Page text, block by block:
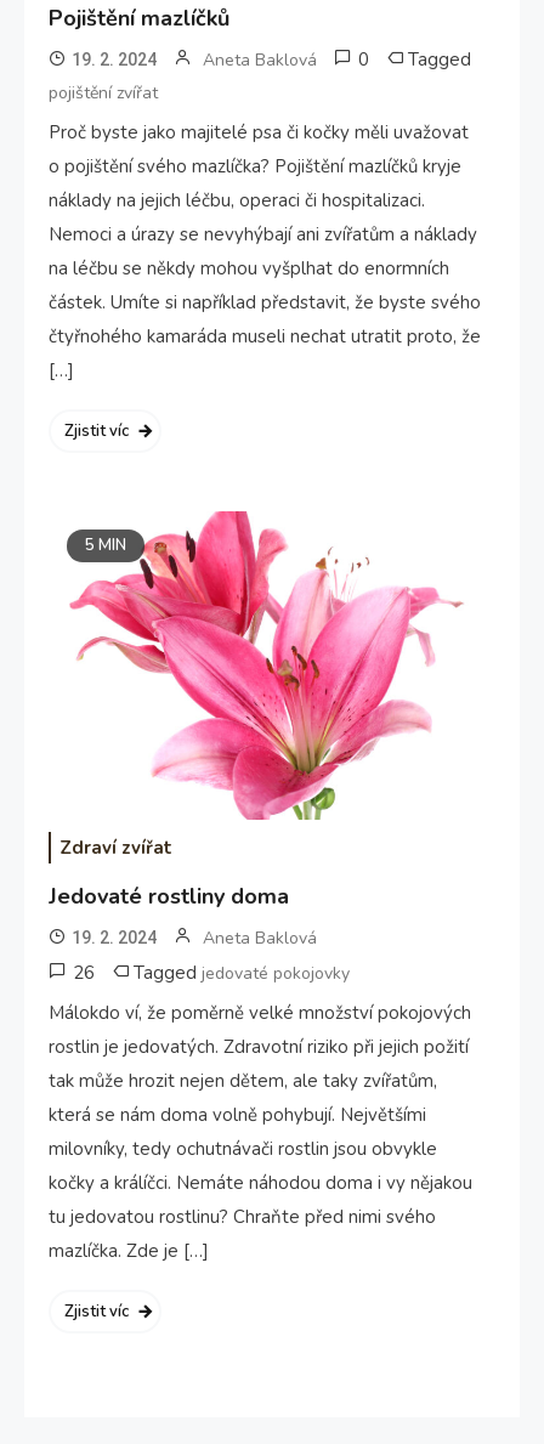
Pojištění mazlíčků
19. 2. 2024 Aneta Baklová 0 Tagged
pojištění zvířat
Proč byste jako majitelé psa či kočky měli uvažovat
o pojištění svého mazlíčka? Pojištění mazlíčků kryje
náklady na jejich léčbu, operaci či hospitalizaci.
Nemoci a úrazy se nevyhýbají ani zvířatům a náklady
na léčbu se někdy mohou vyšplhat do enormních
částek. Umíte si například představit, že byste svého
čtyřnohého kamaráda museli nechat utratit proto, že
[…]
Zjistit víc
5 MIN
Zdraví zvířat
Jedovaté rostliny doma
19. 2. 2024 Aneta Baklová
26 Tagged jedovaté pokojovky
Málokdo ví, že poměrně velké množství pokojových
rostlin je jedovatých. Zdravotní riziko při jejich požití
tak může hrozit nejen dětem, ale taky zvířatům,
která se nám doma volně pohybují. Největšími
milovníky, tedy ochutnávači rostlin jsou obvykle
kočky a králíčci. Nemáte náhodou doma i vy nějakou
tu jedovatou rostlinu? Chraňte před nimi svého
mazlíčka. Zde je […]
Zjistit víc